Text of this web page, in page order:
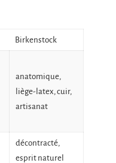
Birkenstock
anatomique,
liège-latex, cuir,
artisanat
décontracté,
esprit naturel